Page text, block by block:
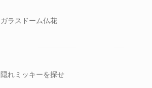
ガラスドーム仏花
隠れミッキーを探せ